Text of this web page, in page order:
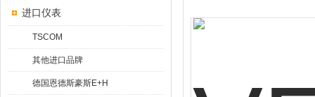
进口仪表
TSCOM
其他进口品牌
德国恩德斯豪斯E+H